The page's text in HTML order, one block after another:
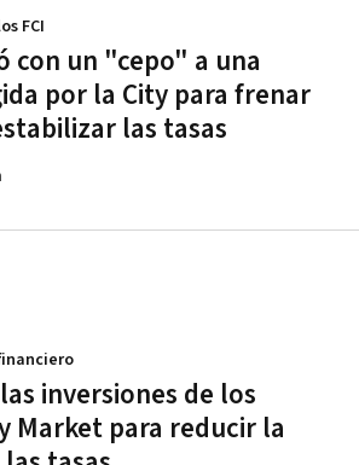
con un "cepo" a una
por la City para frenar
las tasas
FCI
inversiones de los
Market para reducir la